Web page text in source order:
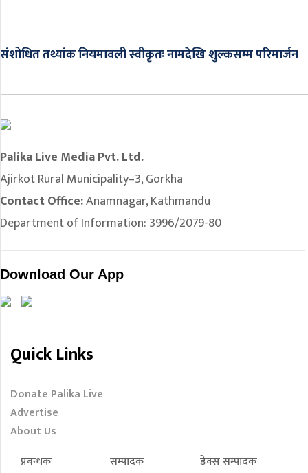
संशोधित तथ्यांक नियमावली स्वीकृतः नामदेखि शुल्कसम्म परिमार्जन
Palika Live Media Pvt. Ltd.
Ajirkot Rural Municipality–3, Gorkha
Contact Office:Anamnagar, Kathmandu
Department of Information: 3996/2079-80
Download Our App
Quick Links
Donate Palika Live
Advertise
About Us
प्रबन्धक
सम्पादक डेक्स सम्पादक